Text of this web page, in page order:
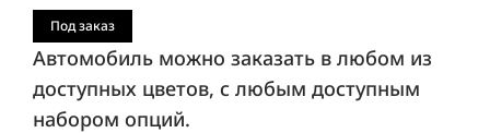
Под заказ
Автомобиль можно заказать в любом из
доступных цветов, с любым доступным
набором опций.